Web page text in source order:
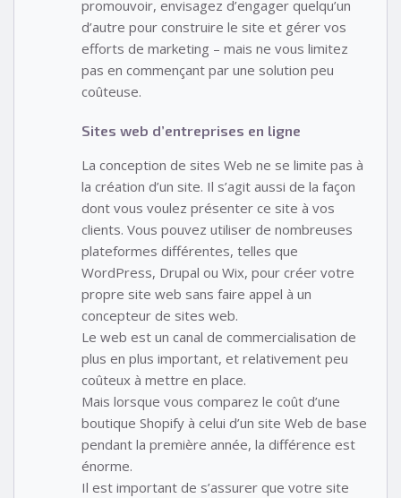
promouvoir, envisagez d’engager quelqu’un
d’autre pour construire le site et gérer vos
efforts de marketing – mais ne vous limitez
pas en commençant par une solution peu
coûteuse.
Sites web d’entreprises en ligne
La conception de sites Web ne se limite pas à
la création d’un site. Il s’agit aussi de la façon
dont vous voulez présenter ce site à vos
clients. Vous pouvez utiliser de nombreuses
plateformes différentes, telles que
WordPress, Drupal ou Wix, pour créer votre
propre site web sans faire appel à un
concepteur de sites web.
Le web est un canal de commercialisation de
plus en plus important, et relativement peu
coûteux à mettre en place.
Mais lorsque vous comparez le coût d’une
boutique Shopify à celui d’un site Web de base
pendant la première année, la différence est
énorme.
Il est important de s’assurer que votre site